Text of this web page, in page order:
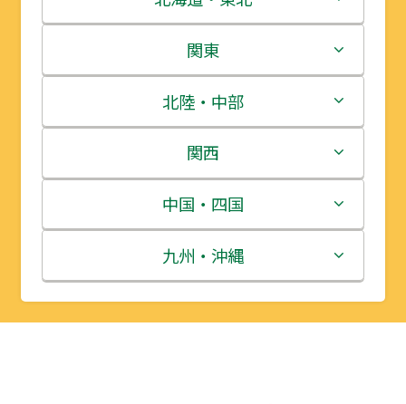
北海道
青森県
岩手県
宮城県
秋田県
山形県
関東
茨城県
栃木県
群馬県
埼玉県
千葉県
北陸・中部
新潟県
富山県
石川県
福井県
関西
三重県
滋賀県
京都府
中国・四国
鳥取県
島根県
九州・沖縄
福岡県